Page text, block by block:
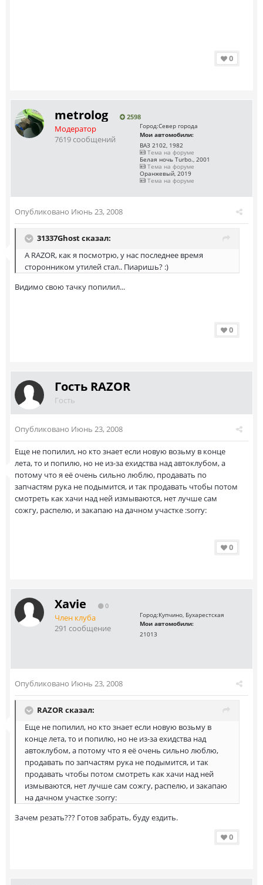
0
metrolog 2598
Модератор
7619 сообщений
Город:Север города
Мои автомобили:
ВАЗ 2102, 1982
Тема на форуме
Белая ночь Turbo., 2001
Тема на форуме
Оранжевый, 2019
Тема на форуме
Опубликовано Июнь 23, 2008
31337Ghost сказал:
А RAZOR, как я посмотрю, у нас последнее время
сторонником утилей стал.. Пиаришь? :)
Видимо свою тачку попилил...
0
Гость RAZOR
Гость
Опубликовано Июнь 23, 2008
Еще не попилил, но кто знает если новую возьму в конце
лета, то и попилю, но не из-за ехидства над автоклубом, а
потому что я её очень сильно люблю, продавать по
запчастям рука не подымится, и так продавать чтобы потом
смотреть как хачи над ней измываются, нет лучше сам
сожгу, распелю, и закапаю на дачном участке :sorry:
0
Xavie 0
Член клуба
291 сообщение
Город:Купчино, Бухарестская
Мои автомобили:
21013
Опубликовано Июнь 23, 2008
RAZOR сказал:
Еще не попилил, но кто знает если новую возьму в
конце лета, то и попилю, но не из-за ехидства над
автоклубом, а потому что я её очень сильно люблю,
продавать по запчастям рука не подымится, и так
продавать чтобы потом смотреть как хачи над ней
измываются, нет лучше сам сожгу, распелю, и закапаю
на дачном участке :sorry:
Зачем резать??? Готов забрать, буду ездить.
0